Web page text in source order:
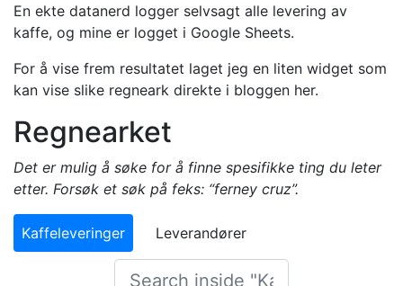
En ekte datanerd logger selvsagt alle levering av
kaffe, og mine er logget i Google Sheets.
For å vise frem resultatet laget jeg en liten widget som
kan vise slike regneark direkte i bloggen her.
Regnearket
Det er mulig å søke for å finne spesifikke ting du leter
etter. Forsøk et søk på feks: “ferney cruz”.
Kaffeleveringer Leverandører